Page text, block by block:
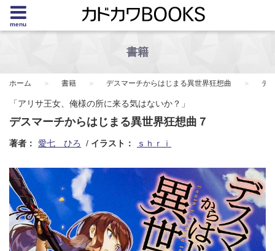
menu
書籍
ホーム 書籍 デスマーチからはじまる異世界狂想曲 デ
「アリサ王女、俺様の所に来る気はないか？」
デスマーチからはじまる異世界狂想曲７
著者： 愛七 ひろ イラスト： ｓｈｒｉ